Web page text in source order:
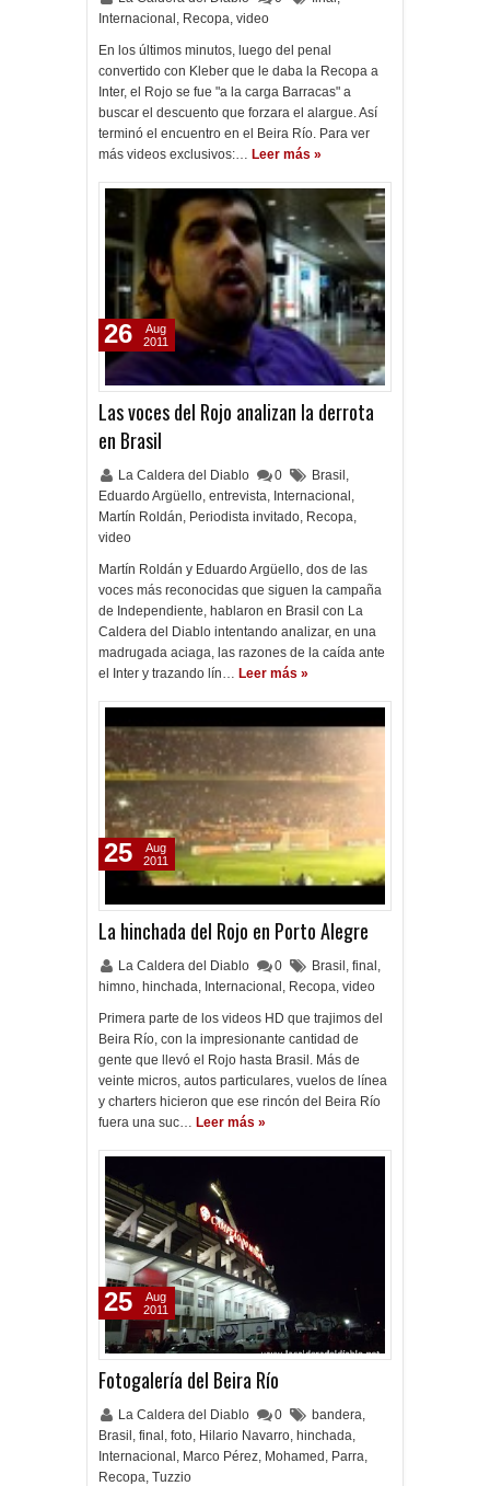
Internacional , Recopa, video
En los últimos minutos, luego del penal
convertido con Kleber que le daba la Recopa a
Inter, el Rojo se fue "a la carga Barracas" a
buscar el descuento que forzara el alargue. Así
terminó el encuentro en el Beira Río. Para ver
más videos exclusivos:… Leer más »
Las voces del Rojo analizan la derrota
en Brasil
La Caldera del Diablo 0 Brasil ,
Eduardo Argüello, entrevista, Internacional ,
Martín Roldán, Periodista invitado, Recopa,
video
Martín Roldán y Eduardo Argüello, dos de las
voces más reconocidas que siguen la campaña
de Independiente, hablaron en Brasil con La
Caldera del Diablo intentando analizar, en una
madrugada aciaga, las razones de la caída ante
el Inter y trazando lín… Leer más »
26
Aug
2011
La hinchada del Rojo en Porto Alegre
La Caldera del Diablo 0 Brasil , final ,
himno, hinchada, Internacional , Recopa, video
Primera parte de los videos HD que trajimos del
Beira Río, con la impresionante cantidad de
gente que llevó el Rojo hasta Brasil. Más de
veinte micros, autos particulares, vuelos de línea
y charters hicieron que ese rincón del Beira Río
fuera una suc… Leer más »
25
Aug
2011
Fotogalería del Beira Río
La Caldera del Diablo 0 bandera,
Brasil , final , foto, Hilario Navarro, hinchada,
Internacional , Marco Pérez, Mohamed , Parra,
Recopa, Tuzzio
25
Aug
2011